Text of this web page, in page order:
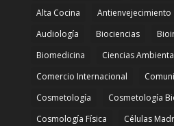
Alta Cocina
Antienvejecimiento
Audiología
Biociencias
Biomedicina
Ciencias
Comercio Internacional
Cosmetología
Cosmetología
Cosmología Física
Células